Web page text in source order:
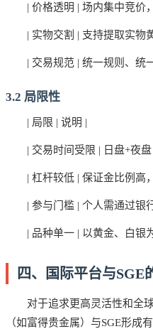
| 价格透明 | 场内集中竞价
| 实物交割 | 支持提取实物
| 交易规范 | 统一规则、统
3.2 局限性
| 局限 | 说明 |
| 交易时间受限 | 日盘+夜
| 杠杆较低 | 保证金比例高
| 参与门槛 | 个人需通过银
| 品种单一 | 以黄金、白银
四、国际平台与SGE
对于追求更高灵活性和全
（如富得贵金属）与SGE形成有